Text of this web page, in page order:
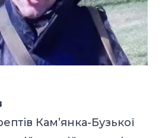
Кам’янка-Бузької